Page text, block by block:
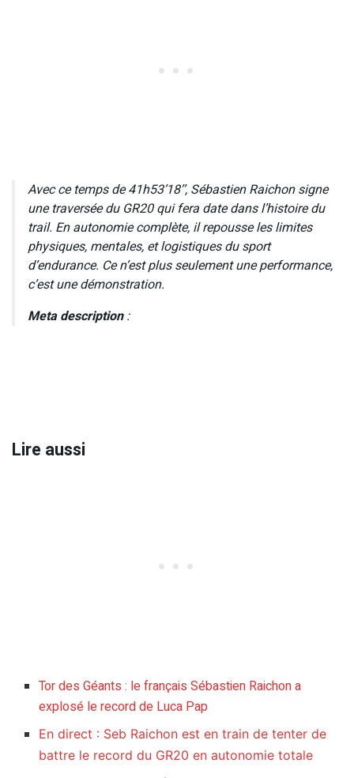
Avec ce temps de 41h53’18’’, Sébastien Raichon signe
une traversée du GR20 qui fera date dans l’histoire du
trail. En autonomie complète, il repousse les limites
physiques, mentales, et logistiques du sport
d’endurance. Ce n’est plus seulement une performance,
c’est une démonstration.
Meta description:
Lire aussi
Tor des Géants : le français Sébastien Raichon a
explosé le record de Luca Pap
En direct : Seb Raichon est en train de tenter de
battre le record du GR20 en autonomie totale